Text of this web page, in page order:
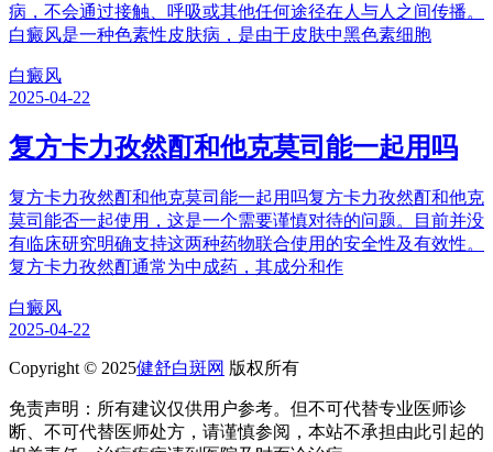
病，不会通过接触、呼吸或其他任何途径在人与人之间传播。
白癜风是一种色素性皮肤病，是由于皮肤中黑色素细胞
白癜风
2025-04-22
复方卡力孜然酊和他克莫司能一起用吗
复方卡力孜然酊和他克莫司能一起用吗复方卡力孜然酊和他克
莫司能否一起使用，这是一个需要谨慎对待的问题。目前并没
有临床研究明确支持这两种药物联合使用的安全性及有效性。
复方卡力孜然酊通常为中成药，其成分和作
白癜风
2025-04-22
Copyright © 2025健舒白斑网 版权所有
免责声明：所有建议仅供用户参考。但不可代替专业医师诊
断、不可代替医师处方，请谨慎参阅，本站不承担由此引起的